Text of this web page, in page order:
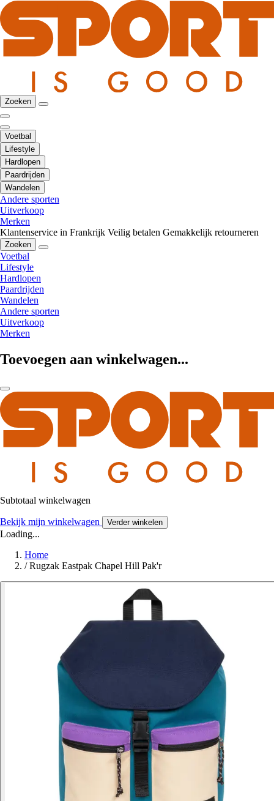
Zoeken
Voetbal
Lifestyle
Hardlopen
Paardrijden
Wandelen
Andere sporten
Uitverkoop
Merken
Klantenservice in Frankrijk Veilig betalen Gemakkelijk retourneren
Zoeken
Voetbal
Lifestyle
Hardlopen
Paardrijden
Wandelen
Andere sporten
Uitverkoop
Merken
Toevoegen aan winkelwagen...
Subtotaal winkelwagen
Bekijk mijn winkelwagen Verder winkelen
Loading...
Home
/ Rugzak Eastpak Chapel Hill Pak'r